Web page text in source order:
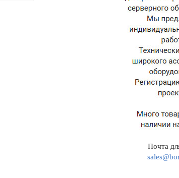
Почта